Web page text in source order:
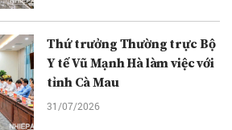
Thứ trưởng Thường trực Bộ
Y tế Vũ Mạnh Hà làm việc với
tỉnh Cà Mau
31/07/2026